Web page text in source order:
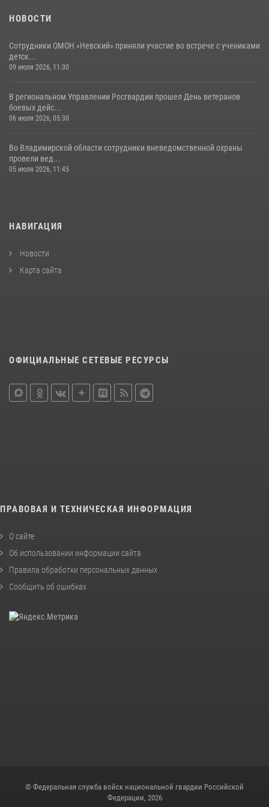
НОВОСТИ
Сотрудники ОМОН «Невский» приняли участие во встрече с учениками
детск...
09 июля 2026, 11:30
В региональном Управлении Росгвардии прошел День ветеранов
боевых дейс...
06 июля 2026, 05:30
Во Владимирской области сотрудники вневедомственной охраны
провели вед...
05 июля 2026, 11:45
НАВИГАЦИЯ
Новости
Карта сайта
ОФИЦИАЛЬНЫЕ СЕТЕВЫЕ РЕСУРСЫ
ПРАВОВАЯ И ТЕХНИЧЕСКАЯ ИНФОРМАЦИЯ
О сайте
Об использовании информации сайта
Правила обработки персональных данных
Сообщить об ошибках
© Федеральная служба войск национальной гвардии Российской
Федерации, 2026